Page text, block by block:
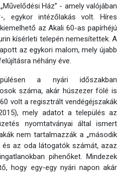
Ház” - amely valójában
, egykor intézőlakás volt. Híres
az Akali 60-as papírhéjú
kísérleti telepén nemesítettek. A
az egykori malom, mely újabb
néhány éve.
a nyári időszakban
száma, akár húszezer fölé is
volt a regisztrált vendégéjszakák
mely adatot a település az
nyomtatványai által ismert
nem tartalmazzák a „második
és az oda látogatók számát, azaz
pihenőket. Mindezek
hogy egy-egy nyári napon akár